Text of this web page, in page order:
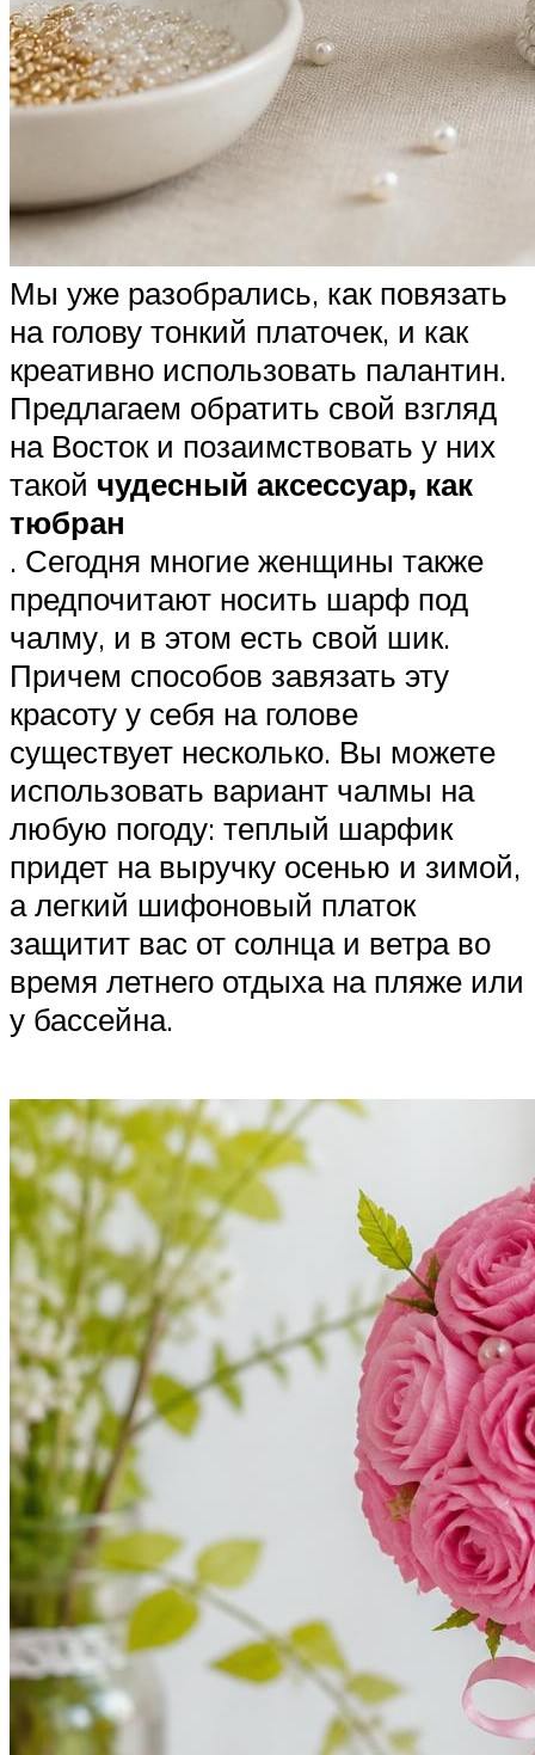
Мы уже разобрались, как повязать
на голову тонкий платочек, и как
креативно использовать палантин.
Предлагаем обратить свой взгляд
на Восток и позаимствовать у них
такой чудесный аксессуар, как
тюбран
. Сегодня многие женщины также
предпочитают носить шарф под
чалму, и в этом есть свой шик.
Причем способов завязать эту
красоту у себя на голове
существует несколько. Вы можете
использовать вариант чалмы на
любую погоду: теплый шарфик
придет на выручку осенью и зимой,
а легкий шифоновый платок
защитит вас от солнца и ветра во
время летнего отдыха на пляже или
у бассейна.